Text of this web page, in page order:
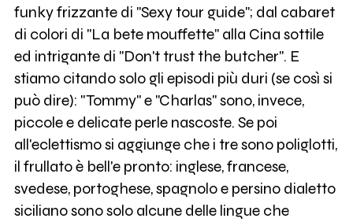
funky frizzante di "Sexy tour guide"; dal cabaret
di colori di "La bete mouffette" alla Cina sottile
ed intrigante di "Don't trust the butcher". E
stiamo citando solo gli episodi più duri (se così si
può dire): "Tommy" e "Charlas" sono, invece,
piccole e delicate perle nascoste. Se poi
all'eclettismo si aggiunge che i tre sono poliglotti,
il frullato è bell'e pronto: inglese, francese,
svedese, portoghese, spagnolo e persino dialetto
siciliano sono solo alcune delle lingue che